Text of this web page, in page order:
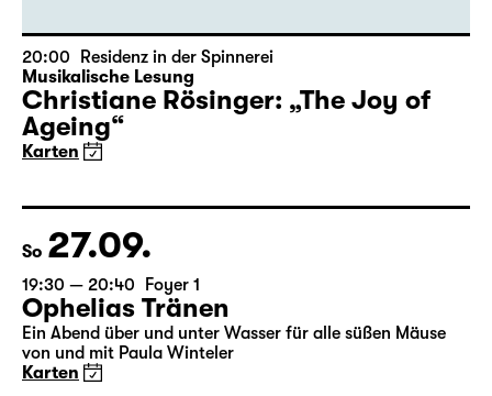
von Lina Wegner
Regie: von Lina Wegner
Karten
20:00
Residenz in der Spinnerei
Musikalische Lesung
Ageing“
Karten
So 27.09.
19:30 — 20:40